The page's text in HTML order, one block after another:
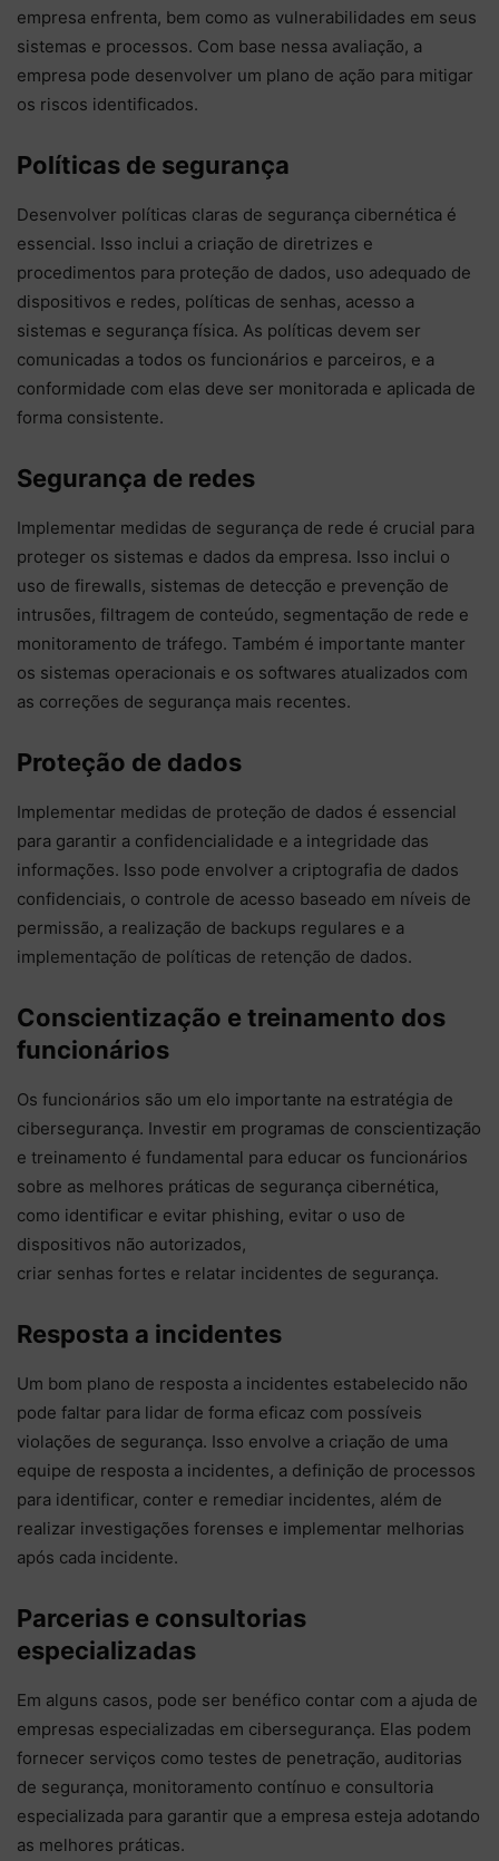
empresa enfrenta, bem como as vulnerabilidades em seus
sistemas e processos. Com base nessa avaliação, a
empresa pode desenvolver um plano de ação para mitigar
os riscos identificados.
Políticas de segurança
Desenvolver políticas claras de segurança cibernética é
essencial. Isso inclui a criação de diretrizes e
procedimentos para proteção de dados, uso adequado de
dispositivos e redes, políticas de senhas, acesso a
sistemas e segurança física. As políticas devem ser
comunicadas a todos os funcionários e parceiros, e a
conformidade com elas deve ser monitorada e aplicada de
forma consistente.
Segurança de redes
Implementar medidas de segurança de rede é crucial para
proteger os sistemas e dados da empresa. Isso inclui o
uso de firewalls, sistemas de detecção e prevenção de
intrusões, filtragem de conteúdo, segmentação de rede e
monitoramento de tráfego. Também é importante manter
os sistemas operacionais e os softwares atualizados com
as correções de segurança mais recentes.
Proteção de dados
Implementar medidas de proteção de dados é essencial
para garantir a confidencialidade e a integridade das
informações. Isso pode envolver a criptografia de dados
confidenciais, o controle de acesso baseado em níveis de
permissão, a realização de backups regulares e a
implementação de políticas de retenção de dados.
Conscientização e treinamento dos
funcionários
Os funcionários são um elo importante na estratégia de
cibersegurança. Investir em programas de conscientização
e treinamento é fundamental para educar os funcionários
sobre as melhores práticas de segurança cibernética,
como identificar e evitar phishing, evitar o uso de
dispositivos não autorizados,
criar senhas fortes e relatar incidentes de segurança.
Resposta a incidentes
Um bom plano de resposta a incidentes estabelecido não
pode faltar para lidar de forma eficaz com possíveis
violações de segurança. Isso envolve a criação de uma
equipe de resposta a incidentes, a definição de processos
para identificar, conter e remediar incidentes, além de
realizar investigações forenses e implementar melhorias
após cada incidente.
Parcerias e consultorias
especializadas
Em alguns casos, pode ser benéfico contar com a ajuda de
empresas especializadas em cibersegurança. Elas podem
fornecer serviços como testes de penetração, auditorias
de segurança, monitoramento contínuo e consultoria
especializada para garantir que a empresa esteja adotando
as melhores práticas.